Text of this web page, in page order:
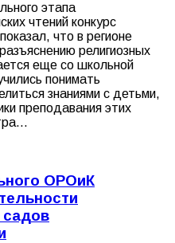
этапа
чтений конкурс
что в регионе
религиозных
еще со школьной
понимать
знаниями с детьми,
преподавания этих
ОРОиК
садов